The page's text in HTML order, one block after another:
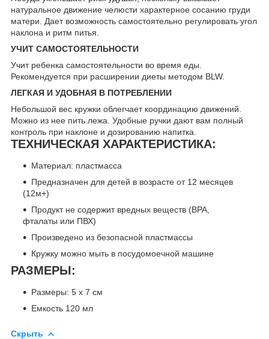
натуральное движение челюсти характерное сосанию груди
матери. Дает возможность самостоятельно регулировать угол
наклона и ритм питья.
УЧИТ САМОСТОЯТЕЛЬНОСТИ
Учит ребенка самостоятельности во время еды.
Рекомендуется при расширении диеты методом BLW.
ЛЕГКАЯ И УДОБНАЯ В ПОТРЕБЛЕНИИ
Небольшой вес кружки облегчает координацию движений.
Можно из нее пить лежа. Удобные ручки дают вам полный
контроль при наклоне и дозированию напитка.
ТЕХНИЧЕСКАЯ ХАРАКТЕРИСТИКА:
Материал: пластмасса
Предназначен для детей в возрасте от 12 месяцев
(12м+)
Продукт не содержит вредных веществ (BPA,
фталаты или ПВХ)
Произведено из безопасной пластмассы
Кружку можно мыть в посудомоечной машине
РАЗМЕРЫ:
Размеры: 5 x 7 см
Емкость 120 мл
Скрыть